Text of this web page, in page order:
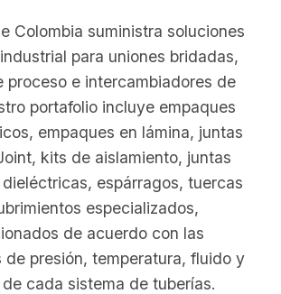
Colombia suministra soluciones
para uniones bridadas,
proceso e intercambiadores de
portafolio incluye empaques
empaques en lámina, juntas
kits de aislamiento, juntas
espárragos, tuercas
especializados,
de acuerdo con las
de presión, temperatura, fluido y
cada sistema de tuberías.